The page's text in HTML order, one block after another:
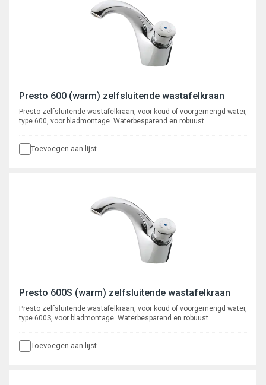
Presto 600 (warm) zelfsluitende wastafelkraan
Presto zelfsluitende wastafelkraan, voor koud of voorgemengd water,
type 600, voor bladmontage. Waterbesparend en robuust.
Toevoegen aan lijst
Presto 600S (warm) zelfsluitende wastafelkraan
Presto zelfsluitende wastafelkraan, voor koud of voorgemengd water,
type 600S, voor bladmontage. Waterbesparend en robuust.
Toevoegen aan lijst